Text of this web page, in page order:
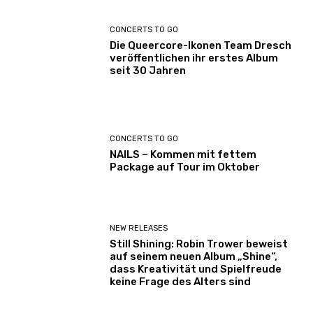
CONCERTS TO GO
Die Queercore-Ikonen Team Dresch
veröffentlichen ihr erstes Album
seit 30 Jahren
CONCERTS TO GO
NAILS – Kommen mit fettem
Package auf Tour im Oktober
NEW RELEASES
Still Shining: Robin Trower beweist
auf seinem neuen Album „Shine“,
dass Kreativität und Spielfreude
keine Frage des Alters sind